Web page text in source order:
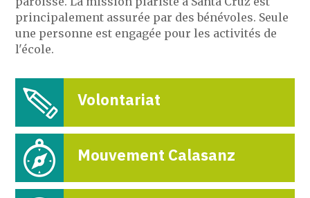
principalement assurée par des bénévoles. Seule
une personne est engagée pour les activités de
l'école.
Volontariat
Mouvement Calasanz